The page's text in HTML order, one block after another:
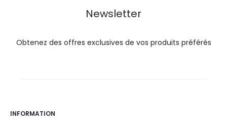
Newsletter
Obtenez des offres exclusives de vos produits préférés
INFORMATION